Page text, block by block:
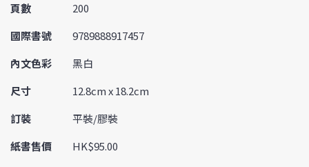
頁數
200
國際書號
9789888917457
內文色彩
黑白
尺寸
12.8cm x 18.2cm
訂裝
平裝/膠裝
紙書售價
HK$95.00